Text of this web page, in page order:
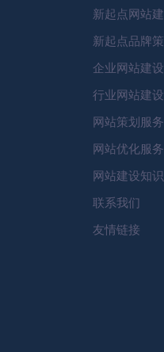
新起点网站
新起点品牌
企业网站建
行业网站建
网站策划服务
网站优化服务
网站建设知识
联系我们
友情链接